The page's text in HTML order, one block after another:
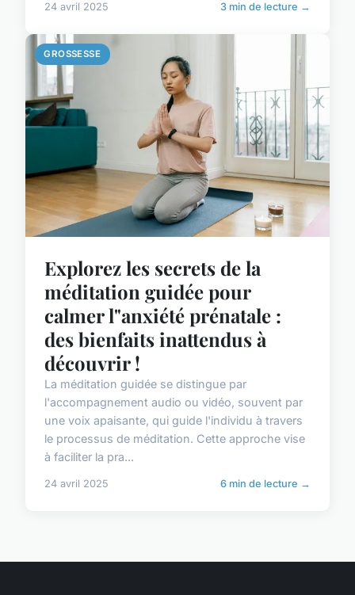
24 avril 2025 3 min de lecture →
GROSSESSE
Explorez les secrets de la
méditation guidée pour
calmer l"anxiété prénatale :
des bienfaits inattendus à
découvrir !
La méditation guidée se distingue par
l'accompagnement audio ou vidéo, souvent par
une voix apaisante, qui guide l'individu à travers
le processus de méditation. Cette approche vise
à faciliter la pra...
24 avril 2025 6 min de lecture →